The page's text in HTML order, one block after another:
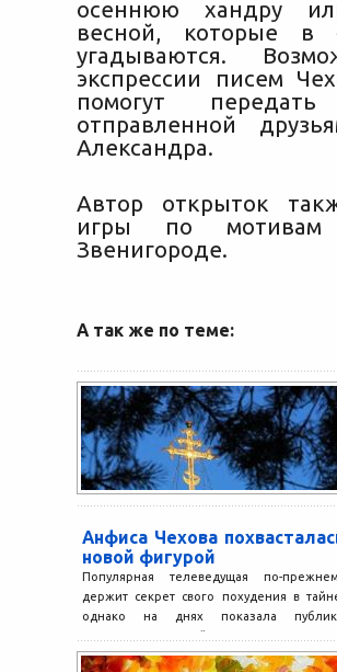
осеннюю хандру
весной, которые в
угадываются.
экспрессии писем
помогут
отправленной
Александра.
Автор открыток
игры по мотивам
Звенигороде.
А так же по теме:
Анфиса Чехова
новой фигурой
Популярная телеведущая по-
держит секрет свого похудения в
однако на днях показала
довольно заметный результат. На снимке
изрядно...